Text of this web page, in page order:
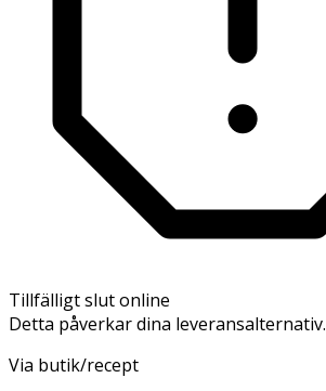
Tillfälligt slut online
Detta påverkar dina leveransalternativ.
Via butik/recept